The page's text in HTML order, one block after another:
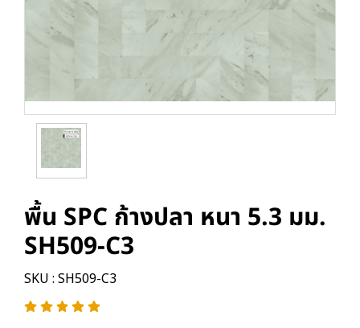
พื้น SPC ก้างปลา หนา 5.3 มม.
SH509-C3
SKU : SH509-C3